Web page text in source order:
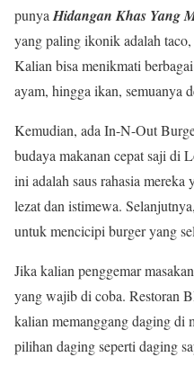
punya Hidangan Khas Yang
yang paling ikonik adalah
Kalian bisa menikmati
ayam, hingga ikan, semuanya
Kemudian, ada In-N-Out
budaya makanan cepat saji di
ini adalah saus rahasia mereka
lezat dan istimewa.
untuk mencicipi burger yang
Jika kalian penggemar
yang wajib di coba. Restoran
kalian memanggang daging di
pilihan daging seperti daging